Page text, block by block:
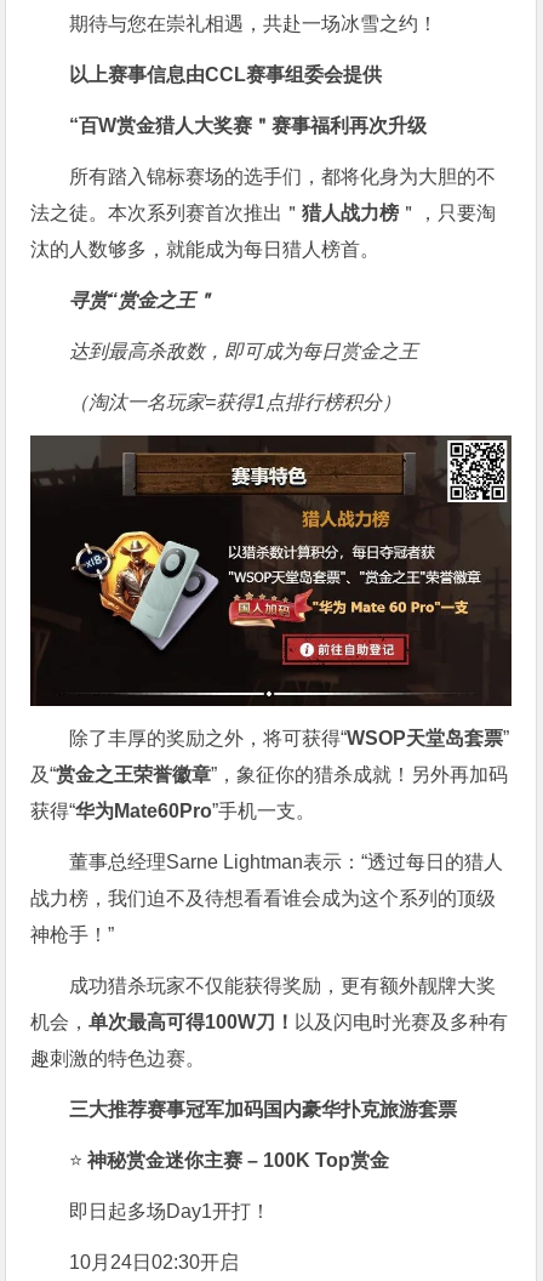
期待与您在崇礼相遇，共赴一场冰雪之约！
以上赛事信息由CCL赛事组委会提供
“百W赏金猎人大奖赛＂赛事福利再次升级
所有踏入锦标赛场的选手们，都将化身为大胆的不
法之徒。本次系列赛首次推出＂猎人战力榜 ＂，只要淘
汰的人数够多，就能成为每日猎人榜首。
寻赏“赏金之王＂
达到最高杀敌数，即可成为每日赏金之王
（淘汰一名玩家=获得1点排行榜积分）
除了丰厚的奖励之外，将可获得“WSOP天堂岛套票”
及“赏金之王荣誉徽章”，象征你的猎杀成就！另外再加码
获得“华为Mate60Pro”手机一支。
董事总经理Sarne Lightman表示：“透过每日的猎人
战力榜，我们迫不及待想看看谁会成为这个系列的顶级
神枪手！”
成功猎杀玩家不仅能获得奖励，更有额外靓牌大奖
机会，单次最高可得100W刀！ 以及闪电时光赛及多种有
趣刺激的特色边赛。
三大推荐赛事冠军加码国内豪华扑克旅游套票
⭐神秘赏金迷你主赛 – 100K Top赏金
即日起多场Day1开打！
10月24日02:30开启